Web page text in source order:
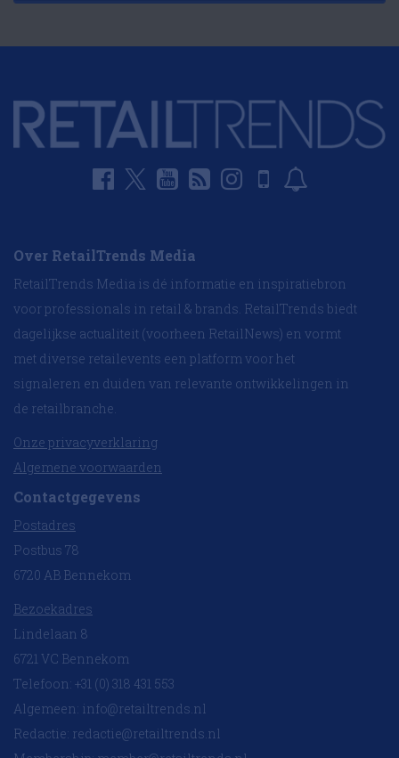
Over RetailTrends Media
RetailTrends Media is dé informatie en inspiratiebron
voor professionals in retail & brands. RetailTrends biedt
dagelijkse actualiteit (voorheen RetailNews) en vormt
met diverse retailevents een platform voor het
signaleren en duiden van relevante ontwikkelingen in
de retailbranche.
Onze privacyverklaring
Algemene voorwaarden
Contactgegevens
Postadres
Postbus 78
6720 AB Bennekom
Bezoekadres
Lindelaan 8
6721 VC Bennekom
Telefoon: +31 (0) 318 431 553
Algemeen: info@retailtrends.nl
Redactie: redactie@retailtrends.nl